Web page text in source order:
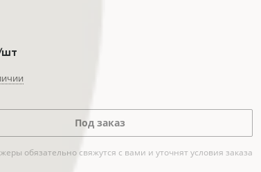
шт
Под заказ
обязательно свяжутся с вами и уточнят условия заказа